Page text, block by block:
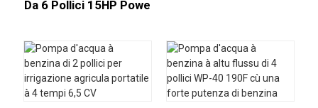
Da 6 Pollici 15HP Powe